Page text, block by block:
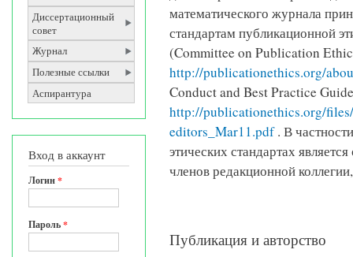
Диссертационный
совет
Журнал
Полезные ссылки
Аспирантура
Вход в аккаунт
Логин*
Пароль*
математического журнала
стандартам публикационной
(Committee on Publication
http://publicationethics.org/
Conduct and Best Practice
http://publicationethics.org/
editors_Mar11.pdf. В
этических стандартах
членов редакционной
Публикация и авторство